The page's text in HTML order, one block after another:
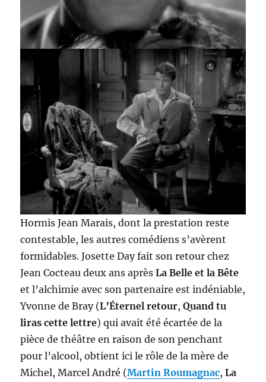
Hormis Jean Marais, dont la prestation reste
contestable, les autres comédiens s’avèrent
formidables. Josette Day fait son retour chez
Jean Cocteau deux ans aprèsLa Belle et la Bête
et l’alchimie avec son partenaire est indéniable,
Yvonne de Bray (L’Éternel retour,Quand tu
liras cette lettre) qui avait été écartée de la
pièce de théâtre en raison de son penchant
pour l’alcool, obtient ici le rôle de la mère de
Michel, Marcel André (Martin Roumagnac,La